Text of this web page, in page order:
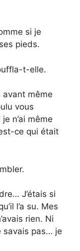
si je
pieds.
t-elle.
même
vous
n’ai même
ce qui était
J’étais si
l’a su. Mes
rien. Ni
savais pas… je